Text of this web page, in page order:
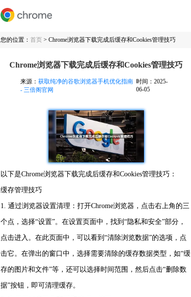
您的位置： 首页 > Chrome浏览器下载完成后缓存和Cookies管理技巧
Chrome浏览器下载完成后缓存和Cookies管理技巧
来源： 获取纯净的谷歌浏览器手机优化指南
- 三倍阁官网
时间：2025-
06-05
以下是Chrome浏览器下载完成后缓存和Cookies管理技巧：
缓存管理技巧
1. 通过浏览器设置清理：打开Chrome浏览器，点击右上角的三
个点，选择“设置”。在设置页面中，找到“隐私和安全”部分，
点击进入。在此页面中，可以看到“清除浏览数据”的选项，点
击它。在弹出的窗口中，选择需要清除的缓存数据类型，如“缓
存的图片和文件”等，还可以选择时间范围，然后点击“删除数
据”按钮，即可清理缓存。